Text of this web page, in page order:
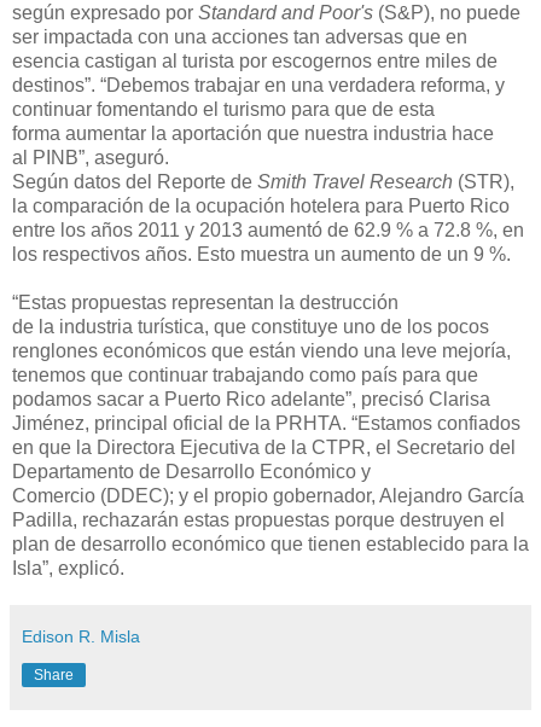
según expresado por Standard andPoor's (S&P), no puede
ser impactada con una acciones tan adversas que en
esencia castigan al turista por escogernos entre miles de
destinos”. “Debemos trabajar en una verdadera reforma, y
continuar fomentando el turismo para que de esta
forma aumentar la aportación que nuestra industria hace
al
PINB”, aseguró.
Según datos del Reporte de Smith Travel Research (STR),
la comparación de la ocupación hotelera para Puerto Rico
entre los años 2011 y 2013 aumentó de 62.9 % a 72.8 %, en
los respectivos años. Esto muestra un aumento de un 9 %.
“Estas propuestas representan la destrucción
de la industria turística, que constituye uno de los pocos
renglones económicos que están viendo una leve mejoría,
tenemos que continuar trabajando como país para que
podamos sacar a Puerto Rico adelante”, precisó Clarisa
Jiménez, principal oficial de la PRHTA. “Estamos confiados
en que la Directora Ejecutiva de la CTPR, el Secretario del
Departamento de Desarrollo Económico y
Comercio (DDEC); y el propio gobernador, Alejandro García
Padilla, rechazarán estas propuestas porque destruyen el
plan de desarrollo económico que tienen establecido para la
Isla”, explicó.
Edison R. Misla
Share